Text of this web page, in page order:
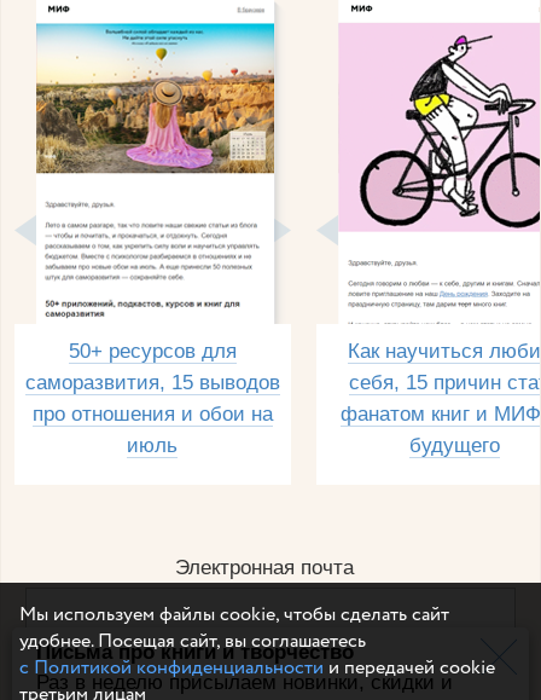
Письма про книги и творчество
Раз в неделю присылаем новинки, скидки и
50+ ресурсов для
саморазвития, 15 выводов
про отношения и обои на
июль
Как научиться
себя, 15 причин
фанатом книг и
будущего
Электронная почта
Например, dulsineya@gmail.com
Без спама и смс
Мы используем файлы cookie, чтобы сделать сайт
удобнее. Посещая сайт, вы соглашаетесь
с Политикой конфиденциальностии передачей cookie